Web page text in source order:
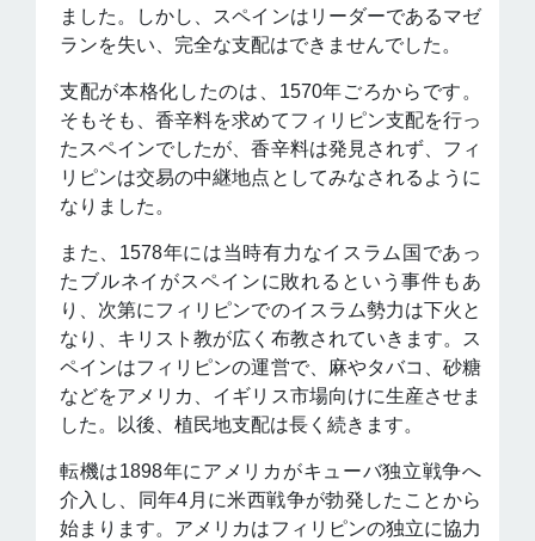
ました。しかし、スペインはリーダーであるマゼ
ランを失い、完全な支配はできませんでした。
支配が本格化したのは、1570年ごろからです。
そもそも、香辛料を求めてフィリピン支配を行っ
たスペインでしたが、香辛料は発見されず、フィ
リピンは交易の中継地点としてみなされるように
なりました。
また、1578年には当時有力なイスラム国であっ
たブルネイがスペインに敗れるという事件もあ
り、次第にフィリピンでのイスラム勢力は下火と
なり、キリスト教が広く布教されていきます。ス
ペインはフィリピンの運営で、麻やタバコ、砂糖
などをアメリカ、イギリス市場向けに生産させま
した。以後、植民地支配は長く続きます。
転機は1898年にアメリカがキューバ独立戦争へ
介入し、同年4月に米西戦争が勃発したことから
始まります。アメリカはフィリピンの独立に協力